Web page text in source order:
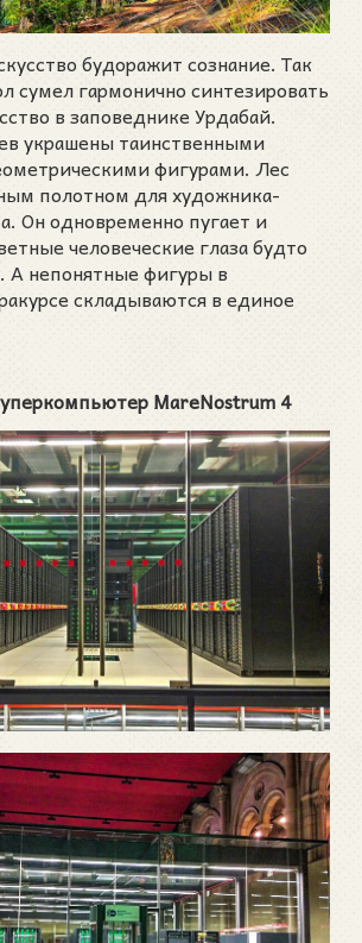
будоражит сознание. Так
сумел гармонично синтезировать
в заповеднике Урдабай.
украшены таинственными
фигурами. Лес
полотном для художника-
Он одновременно пугает и
человеческие глаза будто
А непонятные фигуры в
складываются в единое
MareNostrum 4